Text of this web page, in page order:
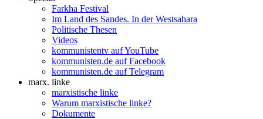
Farkha Festival
Im Land des Sandes. In der Westsahara
Politische Thesen
Videos
kommunistentv auf YouTube
kommunisten.de auf Facebook
kommunisten.de auf Telegram
marx. linke
marxistische linke
Warum marxistische linke?
Dokumente